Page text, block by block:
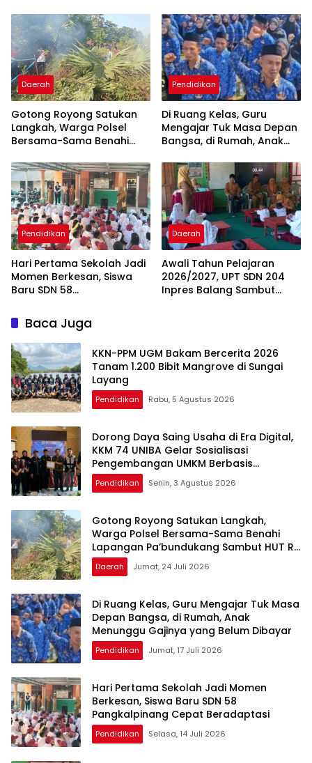
Berbasis
Technopreneurship
Daerah
Gotong Royong Satukan
Langkah, Warga Polsel
Bersama-Sama Benahi
Sambut HUT RI ke-81
Pendidikan
Di Ruang Kelas, Guru
Mengajar Tuk Masa Depan
Bangsa, di Rumah, Anak
Belum Dibayar
Pendidikan
Hari Pertama Sekolah Jadi
Momen Berkesan, Siswa
Baru SDN 58
Beradaptasi
Daerah
Awali Tahun Pelajaran
2026/2027, UPT SDN 204
Inpres Balang Sambut
Baca Juga
KKN-PPM UGM Bakam Bercerita 2026
Tanam 1.200 Bibit Mangrove di Sungai
Layang
Pendidikan Rabu, 5 Agustus 2026
Dorong Daya Saing Usaha di Era Digital,
KKM 74 UNIBA Gelar Sosialisasi
Pengembangan UMKM Berbasis
Technopreneurship
Pendidikan Senin, 3 Agustus 2026
Gotong Royong Satukan Langkah,
Warga Polsel Bersama-Sama Benahi
Lapangan Pa’bundukang Sambut HUT RI
ke-81
Daerah Jumat, 24 Juli 2026
Di Ruang Kelas, Guru Mengajar Tuk Masa
Depan Bangsa, di Rumah, Anak
Menunggu Gajinya yang Belum Dibayar
Pendidikan Jumat, 17 Juli 2026
Hari Pertama Sekolah Jadi Momen
Berkesan, Siswa Baru SDN 58
Pangkalpinang Cepat Beradaptasi
Pendidikan Selasa, 14 Juli 2026